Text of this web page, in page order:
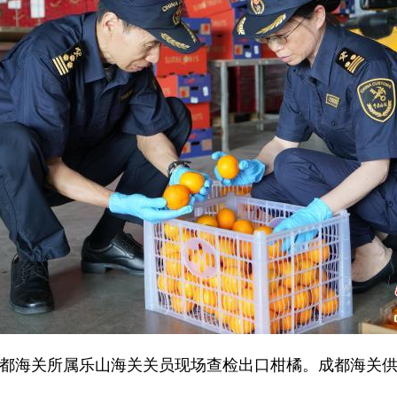
海关所属乐山海关关员现场查检出口柑橘。成都海关